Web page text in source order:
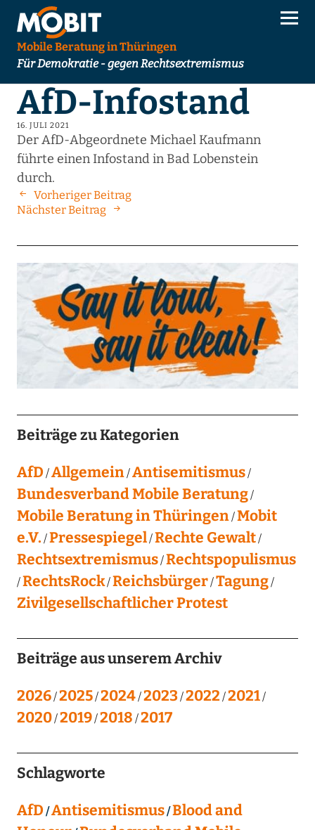
Mobile Beratung in Thüringen
Für Demokratie - gegen Rechtsextremismus
AfD-Infostand
16. JULI 2021
Der AfD-Abgeordnete Michael Kaufmann
führte einen Infostand in Bad Lobenstein
durch.
Vorheriger Beitrag
Nächster Beitrag
Beiträge zu Kategorien
AfD Allgemein Antisemitismus
Bundesverband Mobile Beratung
Mobile Beratung in Thüringen Mobit
e.V. Pressespiegel Rechte Gewalt
Rechtsextremismus Rechtspopulismus
RechtsRock Reichsbürger Tagung
Zivilgesellschaftlicher Protest
Beiträge aus unserem Archiv
2026 2025 2024 2023 2022 2021
2020 2019 2018 2017
Schlagworte
AfD Antisemitismus Blood and